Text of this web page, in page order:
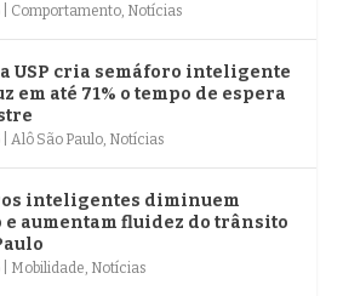
Comportamento Notícias
USP cria semáforo inteligente
em até 71% o tempo de espera
Alô São Paulo Notícias
inteligentes diminuem
aumentam fluidez do trânsito
Mobilidade Notícias